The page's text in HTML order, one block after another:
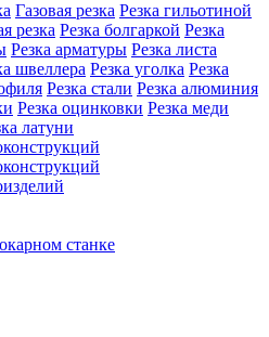
Газовая резка Резка гильотиной
резка Резка болгаркой Резка
Резка арматуры Резка листа
швеллера Резка уголка Резка
Резка стали Резка алюминия
Резка оцинковки Резка меди
латуни
станке